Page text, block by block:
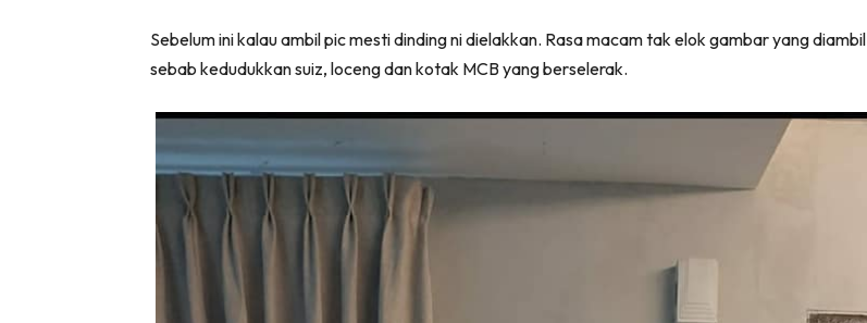
Hartanah
Landed
Sebelum ini kalau ambil pic mesti dinding ni dielakkan. Rasa macam tak elok gambar yang diambil
sebab kedudukkan suiz, loceng dan kotak MCB yang berselerak.